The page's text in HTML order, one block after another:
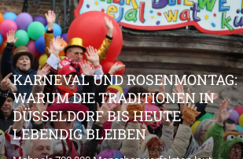
KARNEVAL UND ROSENMONTAG:
WARUM DIE TRADITIONEN IN
DÜSSELDORF BIS HEUTE
LEBENDIG BLEIBEN